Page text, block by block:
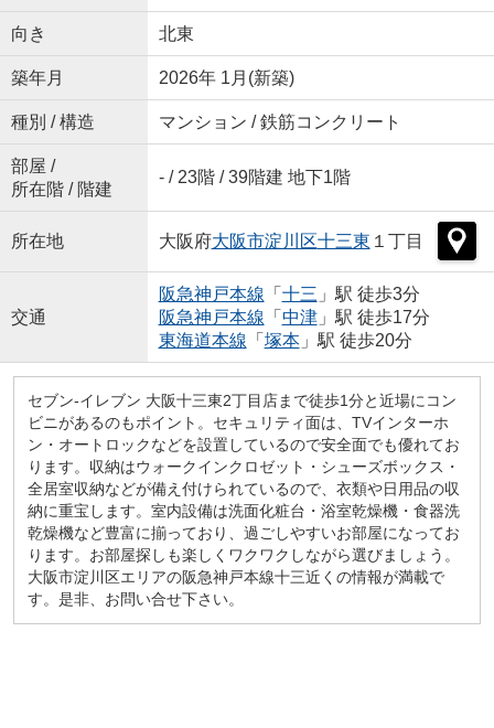
向き 北東
築年月 2026年 1月(新築)
種別 / 構造 マンション / 鉄筋コンクリート
部屋 /
所在階 / 階建
- / 23階 / 39階建 地下1階
所在地 大阪府大阪市淀川区十三東 １丁目
交通
阪急神戸本線 「 十三 」駅 徒歩3分
阪急神戸本線 「 中津」駅 徒歩17分
東海道本線 「 塚本」駅 徒歩20分
セブン-イレブン 大阪十三東2丁目店まで徒歩1分と近場にコン
ビニがあるのもポイント。セキュリティ面は、TVインターホ
ン・オートロックなどを設置しているので安全面でも優れてお
ります。収納はウォークインクロゼット・シューズボックス・
全居室収納などが備え付けられているので、衣類や日用品の収
納に重宝します。室内設備は洗面化粧台・浴室乾燥機・食器洗
乾燥機など豊富に揃っており、過ごしやすいお部屋になってお
ります。お部屋探しも楽しくワクワクしながら選びましょう。
大阪市淀川区エリアの阪急神戸本線十三近くの情報が満載で
す。是非、お問い合せ下さい。